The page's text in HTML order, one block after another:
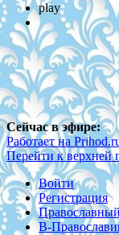
play
Сейчас в эфире:
Работает на
Перейти к верхней
Войти
Регистрация
В-